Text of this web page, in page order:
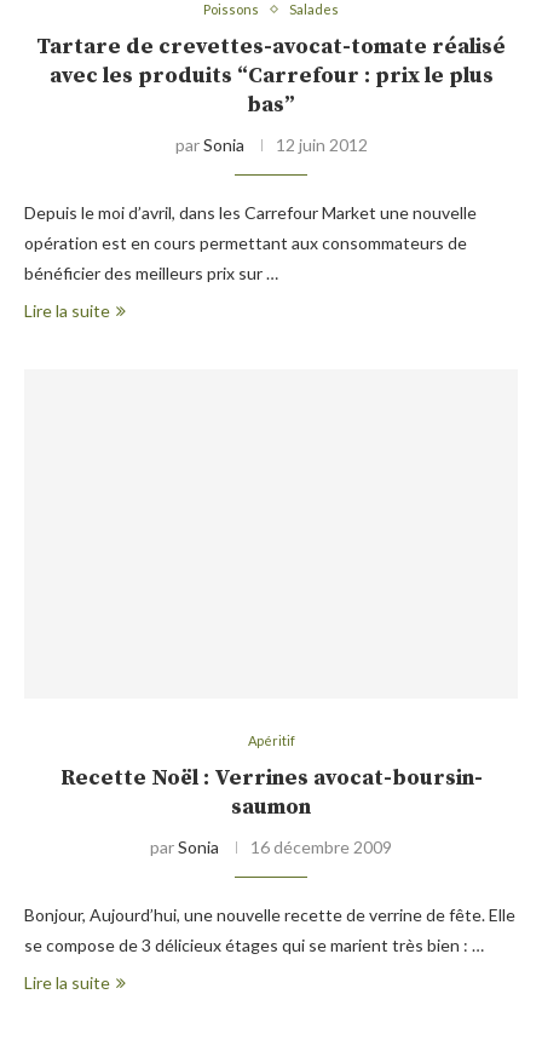
Poissons Salades
Tartare de crevettes-avocat-tomate réalisé
avec les produits “Carrefour : prix le plus
bas”
parSonia 12 juin 2012
Depuis le moi d’avril, dans les Carrefour Market une nouvelle
opération est en cours permettant aux consommateurs de
bénéficier des meilleurs prix sur …
Lire la suite
Apéritif
Recette Noël : Verrines avocat-boursin-
saumon
parSonia 16 décembre 2009
Bonjour, Aujourd’hui, une nouvelle recette de verrine de fête. Elle
se compose de 3 délicieux étages qui se marient très bien : …
Lire la suite